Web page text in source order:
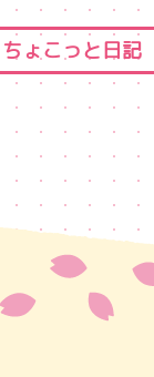
ちょこっと日記